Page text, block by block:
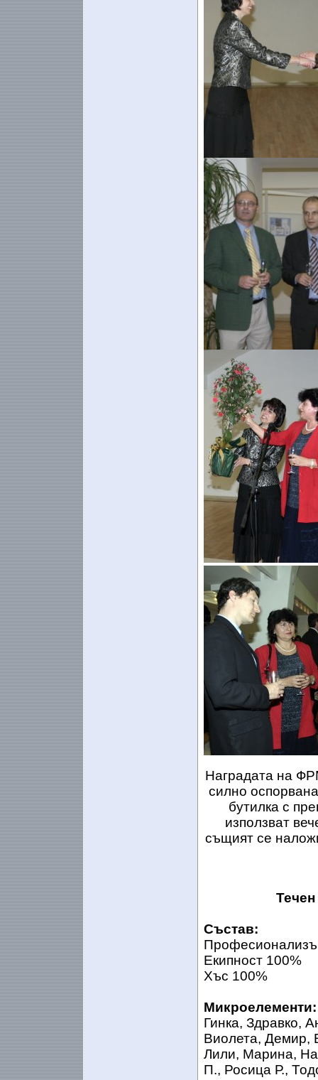
Наградата на
силно
бутилка с
използват
същият се
Състав:
Екипност 100%
Хъс 100%
Микроелементи:
Гинка, Здравко,
Виолета, Демир,
Лили, Марина,
П., Росица Р.,